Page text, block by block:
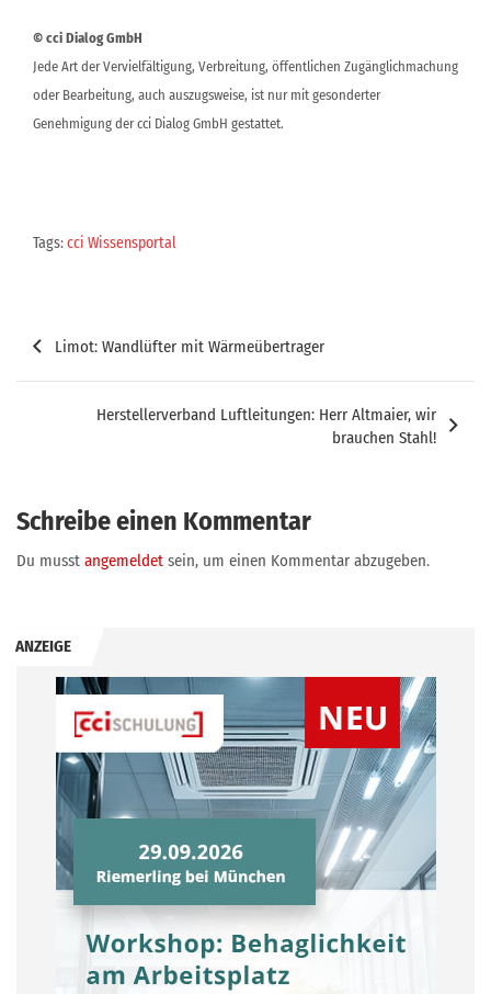
© cci Dialog GmbH
Jede Art der Vervielfältigung, Verbreitung, öffentlichen Zugänglichmachung
oder Bearbeitung, auch auszugsweise, ist nur mit gesonderter
Genehmigung der cci Dialog GmbH gestattet.
Tags:cci Wissensportal
Beitragsnavigation
Limot: Wandlüfter mit Wärmeübertrager
Herstellerverband Luftleitungen: Herr Altmaier, wir
brauchen Stahl!
Schreibe einen Kommentar
Du musst angemeldet sein, um einen Kommentar abzugeben.
ANZEIGE